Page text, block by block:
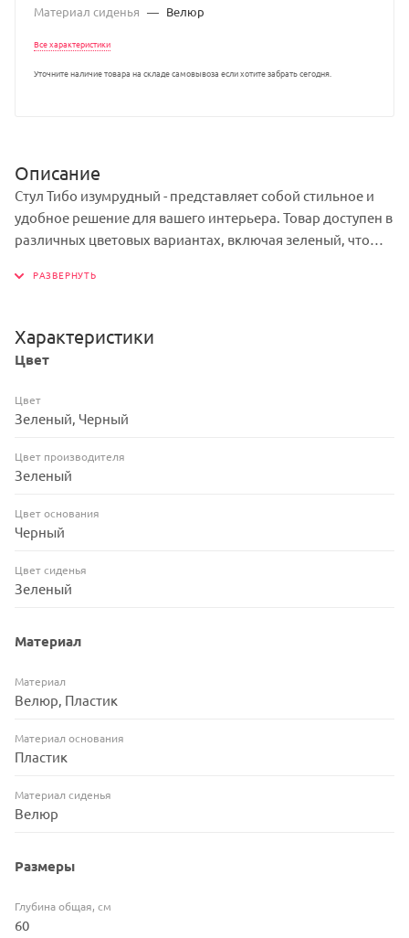
Материал сиденья — Велюр
Все характеристики
Уточните наличие товара на складе самовывоза если хотите забрать сегодня.
Описание
Стул Тибо изумрудный - представляет собой стильное и
удобное решение для вашего интерьера. Товар доступен в
различных цветовых вариантах, включая зеленый, что
и предпочтения. Мягкость сиденья обеспечивает комфорт
прочность и долговечность конструкции, при этом
сохраняя легкость и изящество дизайна.
Характеристики
Цвет
Цвет
Зеленый, Черный
Цвет производителя
Зеленый
Цвет основания
Черный
Цвет сиденья
Зеленый
Материал
Материал
Велюр, Пластик
Материал основания
Пластик
Материал сиденья
Велюр
Размеры
Глубина общая, см
60